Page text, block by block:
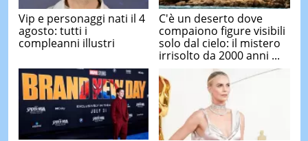
Vip e personaggi nati il 4
agosto: tutti i
compleanni illustri
C'è un deserto dove
compaiono figure visibili
solo dal cielo: il mistero
irrisolto da 2000 anni ...